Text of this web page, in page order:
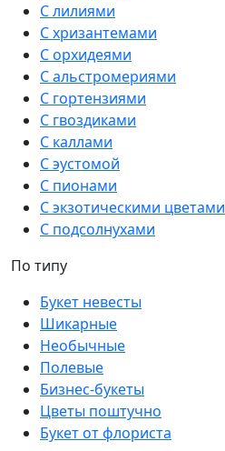
С лилиями
С хризантемами
С орхидеями
С альстромериями
С гортензиями
С гвоздиками
С каллами
С эустомой
С пионами
С экзотическими цветами
С подсолнухами
По типу
Букет невесты
Шикарные
Необычные
Полевые
Бизнес-букеты
Цветы поштучно
Букет от флориста